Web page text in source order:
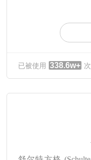
已被使用 338.6w+ 次